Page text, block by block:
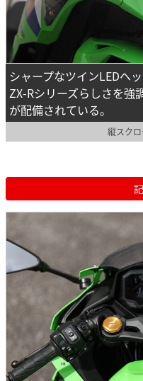
シャープなツインLEDヘ
ZX-Rシリーズらしさを強
が配備されている。
縦スク